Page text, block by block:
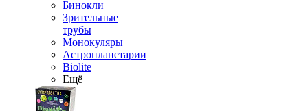
Бинокли
Зрительные
трубы
Монокуляры
Астропланетарии
Biolite
Ещё